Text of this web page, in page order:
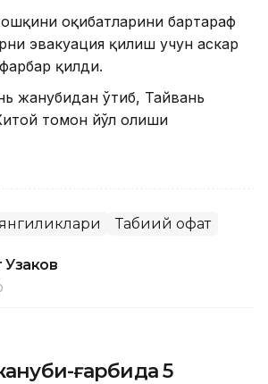
оқибатларини бартараф
эвакуация қилиш учун аскар
қилди.
жанубидан ўтиб, Тайвань
томон йўл олиши
Табиий офат
Узаков
ғарбида 5